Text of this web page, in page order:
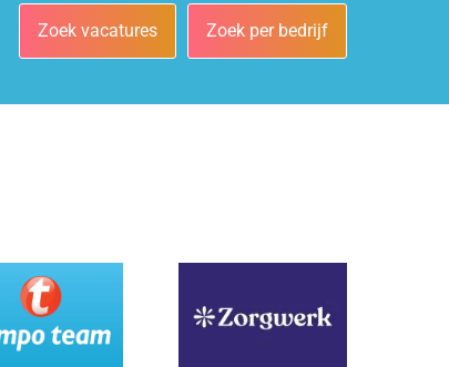
Zoek vacatures Zoek per bedrijf